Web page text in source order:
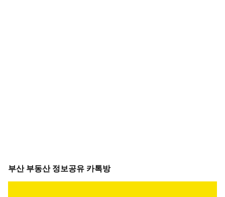
부산 부동산 정보공유 카톡방